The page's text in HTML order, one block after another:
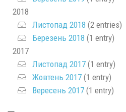
2018
Листопад 2018 (2 entries)
Березень 2018 (1 entry)
2017
Листопад 2017 (1 entry)
Жовтень 2017 (1 entry)
Вересень 2017 (1 entry)